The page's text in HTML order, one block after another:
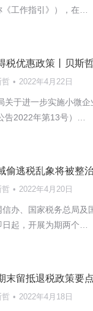
工作指引》），在…
税优惠政策丨贝斯
哲 2022年4月22日
关于进一步实施小微
告2022年第13号）…
偷逃税乱象将被整
哲 2022年4月20日
办、国家税务总局及
起，开展为期两个…
末留抵退税政策要
哲 2022年4月18日
形势下台商面临的
说无疑影响深远，…